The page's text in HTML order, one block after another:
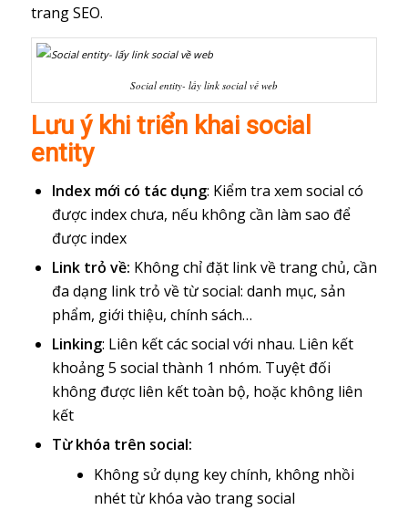
trang SEO.
Social entity- lấy link social về web
Lưu ý khi triển khai social
entity
Index mới có tác dụng: Kiểm tra xem social có
được index chưa, nếu không cần làm sao để
được index
Link trỏ về: Không chỉ đặt link về trang chủ, cần
đa dạng link trỏ về từ social: danh mục, sản
phẩm, giới thiệu, chính sách…
Linking: Liên kết các social với nhau. Liên kết
khoảng 5 social thành 1 nhóm. Tuyệt đối
không được liên kết toàn bộ, hoặc không liên
kết
Từ khóa trên social:
Không sử dụng key chính, không nhồi
nhét từ khóa vào trang social